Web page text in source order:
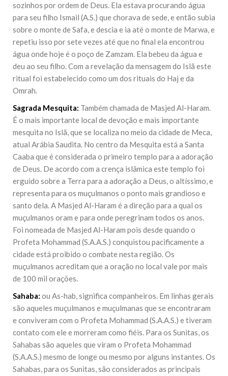
sozinhos por ordem de Deus. Ela estava procurando água
para seu filho Ismail (A.S.) que chorava de sede, e então subia
sobre o monte de Safa, e descia e ia até o monte de Marwa, e
repetiu isso por sete vezes até que no final ela encontrou
água onde hoje é o poço de Zamzam. Ela bebeu da água e
deu ao seu filho. Com a revelação da mensagem do Islã este
ritual foi estabelecido como um dos rituais do Haj e da
Omrah.
Sagrada Mesquita: Também chamada de Masjed Al-Haram.
É o mais importante local de devoção e mais importante
mesquita no Islã, que se localiza no meio da cidade de Meca,
atual Arábia Saudita. No centro da Mesquita está a Santa
Caaba que é considerada o primeiro templo para a adoração
de Deus. De acordo com a crença islâmica este templo foi
erguido sobre a Terra para a adoração a Deus, o altíssimo, e
representa para os muçulmanos o ponto mais grandioso e
santo dela. A Masjed Al-Haram é a direção para a qual os
muçulmanos oram e para onde peregrinam todos os anos.
Foi nomeada de Masjed Al-Haram pois desde quando o
Profeta Mohammad (S.A.A.S.) conquistou pacificamente a
cidade está proibido o combate nesta região. Os
muçulmanos acreditam que a oração no local vale por mais
de 100 mil orações.
Sahaba: ou As-hab, significa companheiros. Em linhas gerais
são aqueles muçulmanos e muçulmanas que se encontraram
e conviveram com o Profeta Mohammad (S.A.A.S.) e tiveram
contato com ele e morreram como fiéis. Para os Sunitas, os
Sahabas são aqueles que viram o Profeta Mohammad
(S.A.A.S.) mesmo de longe ou mesmo por alguns instantes. Os
Sahabas, para os Sunitas, são considerados as principais